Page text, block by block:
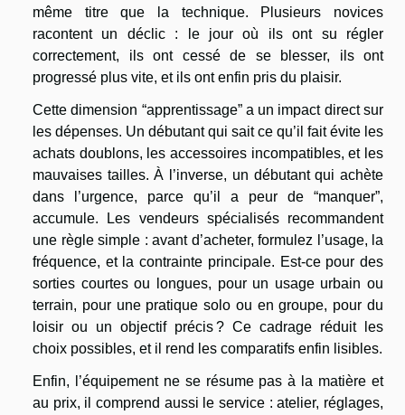
même titre que la technique. Plusieurs novices
racontent un déclic : le jour où ils ont su régler
correctement, ils ont cessé de se blesser, ils ont
progressé plus vite, et ils ont enfin pris du plaisir.
Cette dimension “apprentissage” a un impact direct sur
les dépenses. Un débutant qui sait ce qu’il fait évite les
achats doublons, les accessoires incompatibles, et les
mauvaises tailles. À l’inverse, un débutant qui achète
dans l’urgence, parce qu’il a peur de “manquer”,
accumule. Les vendeurs spécialisés recommandent
une règle simple : avant d’acheter, formulez l’usage, la
fréquence, et la contrainte principale. Est-ce pour des
sorties courtes ou longues, pour un usage urbain ou
terrain, pour une pratique solo ou en groupe, pour du
loisir ou un objectif précis ? Ce cadrage réduit les
choix possibles, et il rend les comparatifs enfin lisibles.
Enfin, l’équipement ne se résume pas à la matière et
au prix, il comprend aussi le service : atelier, réglages,